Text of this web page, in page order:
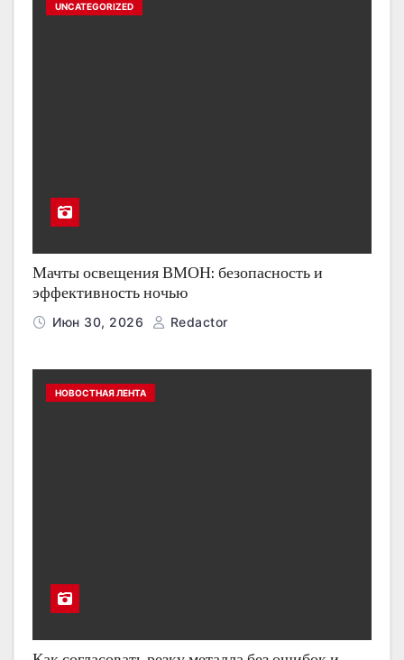
UNCATEGORIZED
Мачты освещения ВМОН: безопасность и
эффективность ночью
Июн 30, 2026 Redactor
НОВОСТНАЯ ЛЕНТА